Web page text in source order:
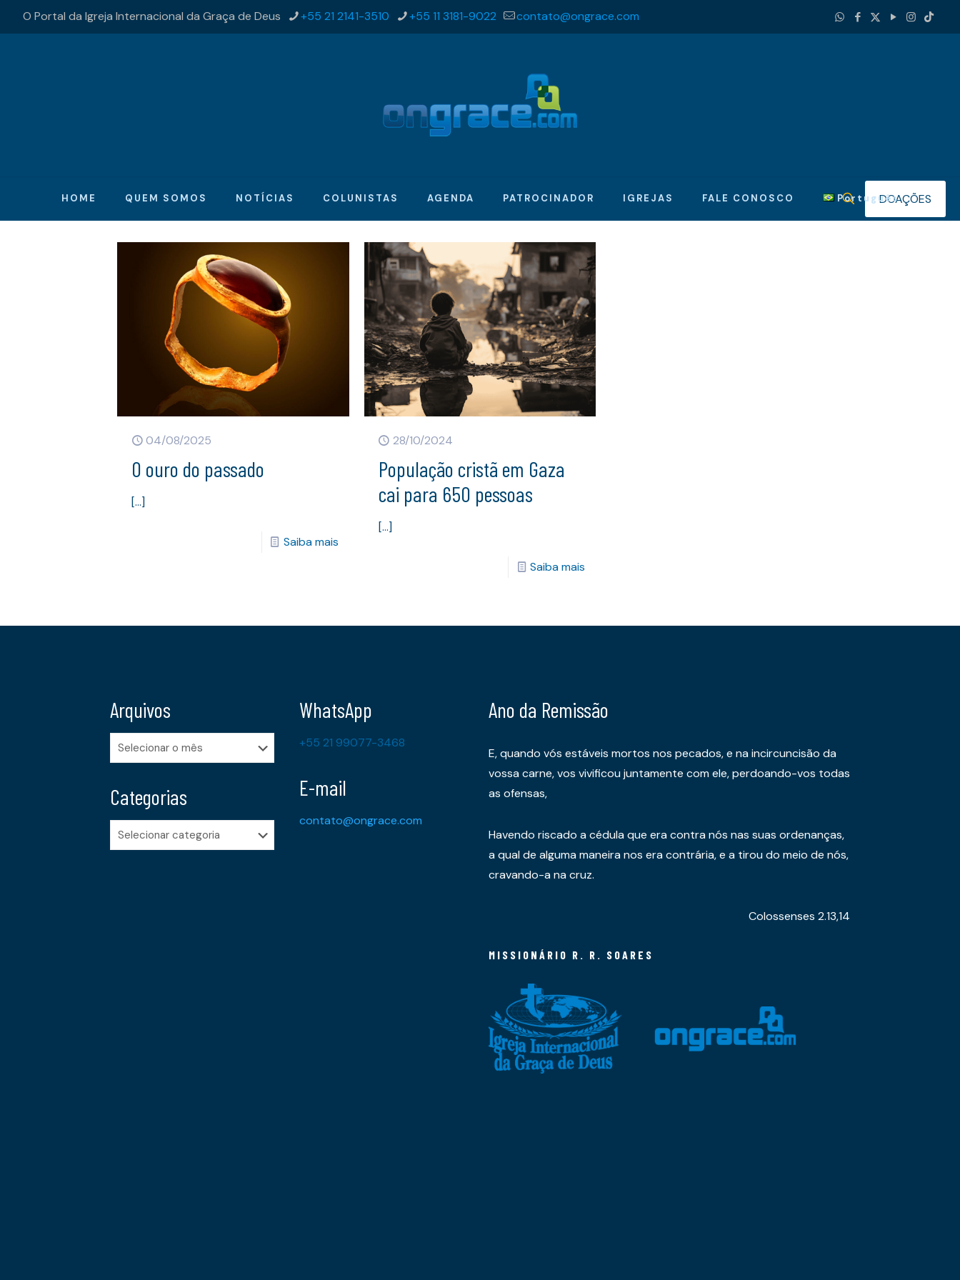
O Portal da Igreja Internacional da Graça de Deus +55 21 2141-3510 +55 11 3181-9022 contato@ongrace.com
HOME QUEM SOMOS NOTÍCIAS COLUNISTAS AGENDA PATROCINADOR IGREJAS FALE CONOSCO PortuguêsDOAÇÕES
04/08/2025
O ouro do passado
[…]
Saiba mais
28/10/2024
População cristã em Gaza
cai para 650 pessoas
[…]
Saiba mais
Arquivos
Arquivos
Categorias
Categorias
WhatsApp
+55 21 99077-3468
E-mail
contato@ongrace.com
Ano da Remissão
E, quando vós estáveis mortos nos pecados, e na incircuncisão da
vossa carne, vos vivificou juntamente com ele, perdoando-vos todas
as ofensas,
Havendo riscado a cédula que era contra nós nas suas ordenanças,
a qual de alguma maneira nos era contrária, e a tirou do meio de nós,
cravando-a na cruz.
Colossenses 2.13,14
MISSIONÁRIO R. R. SOARES